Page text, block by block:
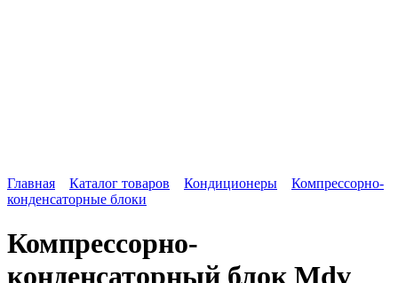
Главная Каталог товаров Кондиционеры
Компрессорно-
конденсаторные блоки
Компрессорно-
конденсаторный блок Mdv